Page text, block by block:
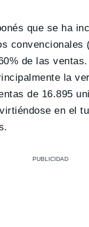
que se ha
convencionales
de las
la
de 16.895
en el